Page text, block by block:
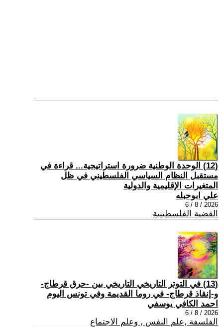
(12) الوحدة الوطنية ضرورة استراتيجية... قراءة في
مستقبل النظام السياسي الفلسطيني في ظل
المتغيرات الإقليمية والدولية
علي ابوحبله
2026 / 8 / 6
القضية الفلسطينية
(13) في التوتر التاريخي التاريخي بين -حرق قرطاج-
و-إنقاذ قرطاج- في روما القديمة وفي تونس اليوم
احمد الكافي يوسفي
2026 / 8 / 6
الفلسفة ,علم النفس , وعلم الاجتماع